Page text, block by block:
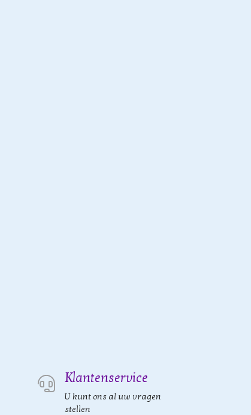
Klantenservice
U kunt ons al uw vragen
stellen